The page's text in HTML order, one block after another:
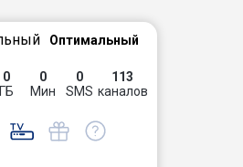
Оптимальный
0
ГБ
0
Мин
0
SMS
113
каналов